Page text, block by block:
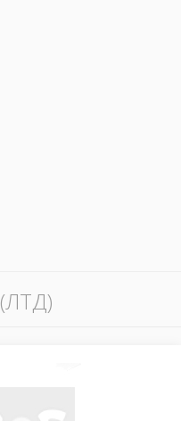
(ЛТД)